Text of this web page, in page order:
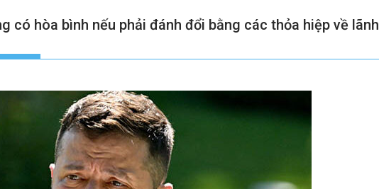
có hòa bình nếu phải đánh đổi bằng các thỏa hiệp về lãnh